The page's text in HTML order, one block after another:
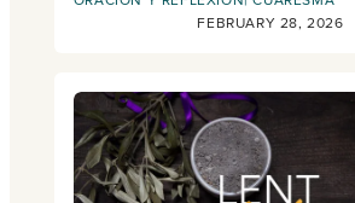
FEBRUARY 28, 2026